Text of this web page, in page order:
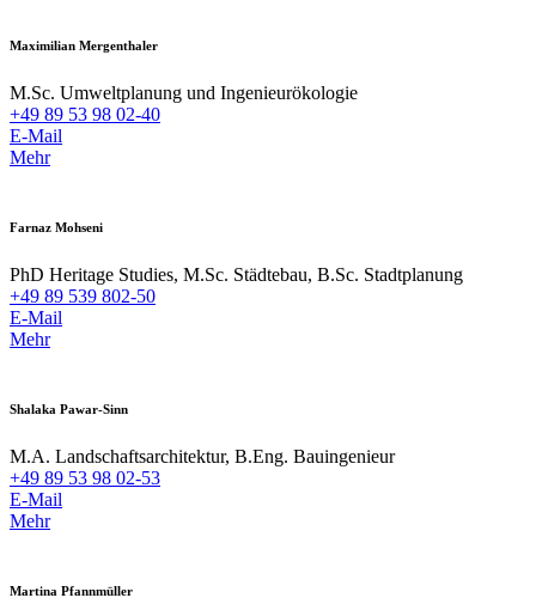
Maximilian Mergenthaler
M.Sc. Umweltplanung und Ingenieurökologie
+49 89 53 98 02-40
E-Mail
Mehr
Farnaz Mohseni
PhD Heritage Studies, M.Sc. Städtebau, B.Sc. Stadtplanung
+49 89 539 802-50
E-Mail
Mehr
Shalaka Pawar-Sinn
M.A. Landschaftsarchitektur, B.Eng. Bauingenieur
+49 89 53 98 02-53
E-Mail
Mehr
Martina Pfannmüller